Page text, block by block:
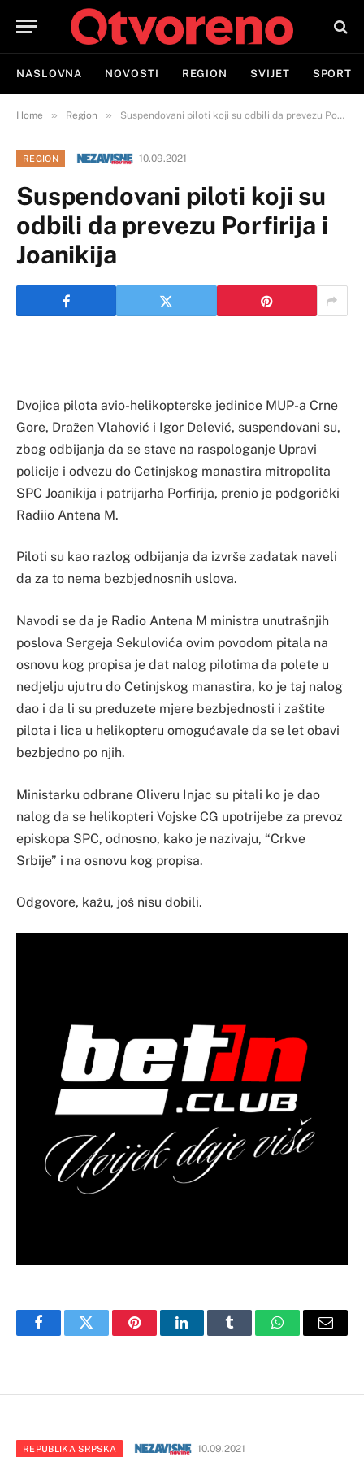
NASLOVNA NOVOSTI REGION SVIJET SPORT
Home » Region » Suspendovani piloti koji su odbili da prevezu Porfirija i Joanikija
REGION 10.09.2021
Suspendovani piloti koji su
odbili da prevezu Porfirija i
Joanikija
Dvojica pilota avio-helikopterske jedinice MUP-a Crne
Gore, Dražen Vlahović i Igor Delević, suspendovani su,
zbog odbijanja da se stave na raspologanje Upravi
policije i odvezu do Cetinjskog manastira mitropolita
SPC Joanikija i patrijarha Porfirija, prenio je podgorički
Radiio Antena M.
Piloti su kao razlog odbijanja da izvrše zadatak naveli
da za to nema bezbjednosnih uslova.
Navodi se da je Radio Antena M ministra unutrašnjih
poslova Sergeja Sekulovića ovim povodom pitala na
osnovu kog propisa je dat nalog pilotima da polete u
nedjelju ujutru do Cetinjskog manastira, ko je taj nalog
dao i da li su preduzete mjere bezbjednosti i zaštite
pilota i lica u helikopteru omogućavale da se let obavi
bezbjedno po njih.
Ministarku odbrane Oliveru Injac su pitali ko je dao
nalog da se helikopteri Vojske CG upotrijebe za prevoz
episkopa SPC, odnosno, kako je nazivaju, “Crkve
Srbije” i na osnovu kog propisa.
Odgovore, kažu, još nisu dobili.
FacebookTwitter PinterestLinkedInTumblr WhatsAppEmail
REPUBLIKA SRPSKA 10.09.2021